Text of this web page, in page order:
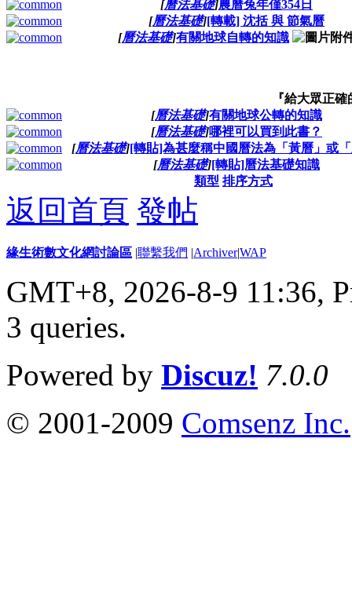
[曆法基礎]農曆兔年僅354日
[曆法基礎][轉載] 沈括 與 節氣曆
[曆法基礎]有關地球自轉的知識
『給大眾正
[曆法基礎]有關地球公轉的知識
[曆法基礎]哪裡可以買到此書？
[曆法基礎][轉貼]為甚麼稱中國曆法為「黃曆」或
[曆法基礎][轉貼]曆法基礎知識
類型 排序方式
返回首頁 發帖
緣生術數文化網討論區 |聯繫我們 |Archiver|WAP
GMT+8, 2026-8-9 11:36,
3 queries.
Powered by Discuz! 7.0.0
© 2001-2009 Comsenz Inc.